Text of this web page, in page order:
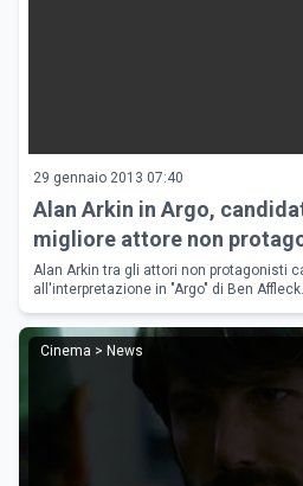
29 gennaio 2013 07:40
Alan Arkin in Argo,
migliore attore non
Alan Arkin tra gli attori non protagonisti
all'interpretazione in "Argo" di Ben Affleck.
Cinema > News